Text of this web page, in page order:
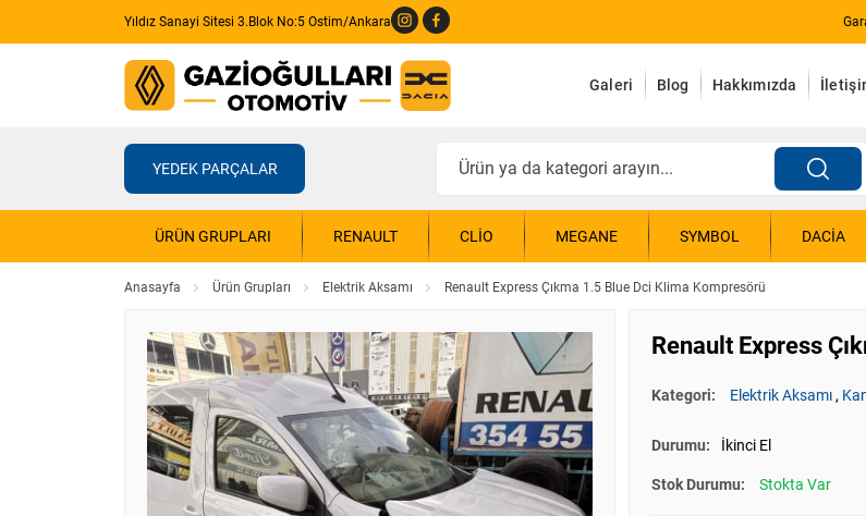
Yıldız Sanayi Sitesi 3.Blok No:5 Ostim/Ankara
Galeri Blog Hakkımızda
YEDEK PARÇALAR
ÜRÜN GRUPLARI RENAULT CLIO MEGANE SYMBOL DACIA
Anasayfa Ürün Grupları Elektrik Aksamı Renault Express Çıkma 1.5 Blue Dci Klima Kompresörü
Renault Express
Kategori: Elektrik Aksamı,
Durumu: İkinci El
Stok Durumu: Stokta Var